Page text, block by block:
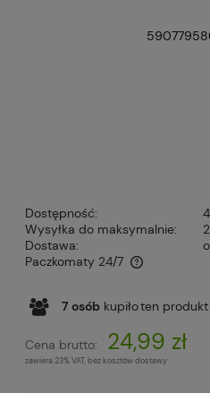
Dostępność:
4
Wysyłka do maksymalnie:
Dostawa:
Paczkomaty 24/7
Cena nie zawiera
7 osób kupiłoten produkt
Cena brutto: 24,99 zł
zawiera 23% VAT, bez kosztów dostawy